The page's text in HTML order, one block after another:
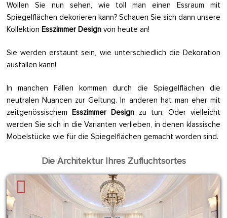
Wollen Sie nun sehen, wie toll man einen Essraum mit
Spiegelflächen dekorieren kann? Schauen Sie sich dann unsere
Kollektion Esszimmer Design von heute an!
Sie werden erstaunt sein, wie unterschiedlich die Dekoration
ausfallen kann!
In manchen Fällen kommen durch die Spiegelflächen die
neutralen Nuancen zur Geltung. In anderen hat man eher mit
zeitgenössischem
Esszimmer Design zu tun. Oder vielleicht
werden Sie sich in die Varianten verlieben, in denen klassische
Möbelstücke wie für die Spiegelflächen gemacht worden sind.
Die Architektur Ihres Zufluchtsortes